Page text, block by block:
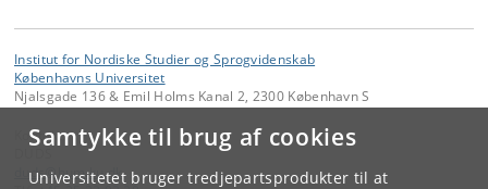
Samtykke til brug af cookies
Universitetet bruger tredjepartsprodukter til at
Institut for Nordiske Studier og Sprogvidenskab
Københavns Universitet
Njalsgade 136 & Emil Holms Kanal 2, 2300 København S
Kontakt:
duds@hum.ku.dk